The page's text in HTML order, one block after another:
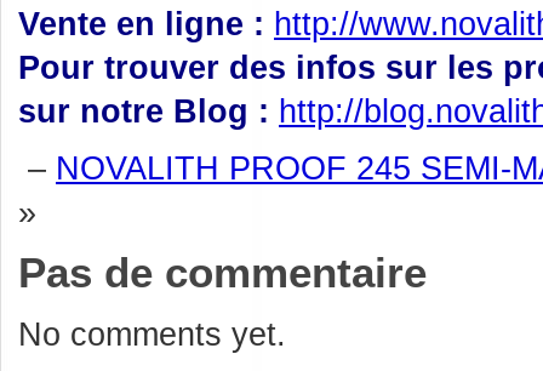
Vente en ligne : http://
Pour trouver des infos sur les
sur notre Blog : http://
– NOVALITH PROOF 245 SEMI-
»
Pas de commentaire
No comments yet.